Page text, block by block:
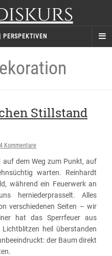
Stillstand
4 Kommentare
auf dem Weg zum Punkt, auf
warten. Reinhardt
während ein Feuerwerk an
herniederprasselt. Alles
verschiedenen Seiten – wir
hat das Sperrfeuer aus
heil überstanden
der Baum direkt